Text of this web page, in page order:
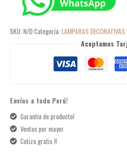
SKU: N/D Categoría: LAMPARAS
Aceptamos
Envíos a todo Perú!
Garantía de producto!
Ventas por mayor
Cotiza gratis !!